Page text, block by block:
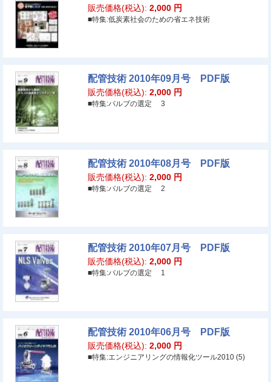
販売価格(税込): 2,000 円
■特集:低炭素社会のための省エネ技術
配管技術 2010年09月号 PDF版
販売価格(税込): 2,000 円
■特集:バルブの選定 3
配管技術 2010年08月号 PDF版
販売価格(税込): 2,000 円
■特集:バルブの選定 2
配管技術 2010年07月号 PDF版
販売価格(税込): 2,000 円
■特集:バルブの選定 1
配管技術 2010年06月号 PDF版
販売価格(税込): 2,000 円
■特集:エンジニアリングの情報化ツール2010 (5)